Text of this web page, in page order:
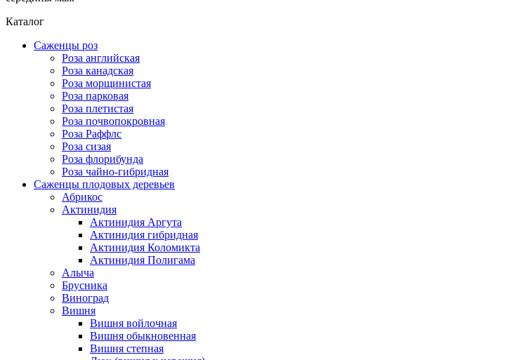
Каталог
Саженцы роз
Роза английская
Роза канадская
Роза морщинистая
Роза парковая
Роза плетистая
Роза почвопокровная
Роза Раффлс
Роза сизая
Роза флорибунда
Роза чайно-гибридная
Саженцы плодовых деревьев
Абрикос
Актинидия
Актинидия Аргута
Актинидия гибридная
Актинидия Коломикта
Актинидия Полигама
Алыча
Брусника
Виноград
Вишня
Вишня войлочная
Вишня обыкновенная
Вишня степная